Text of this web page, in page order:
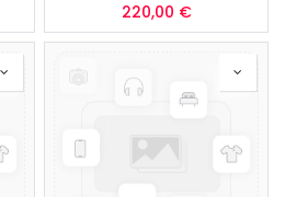
220,00 €